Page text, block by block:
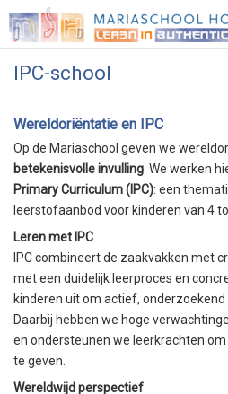
Onze school
Contact Locatie
IPC-school
Wereldoriëntatie en IPC
Op de Mariaschool geven we
betekenisvolle invulling . We werken
Primary Curriculum (IPC): een
leerstofaanbod voor kinderen van 4
Leren met IPC
IPC combineert de zaakvakken met
met een duidelijk leerproces en
kinderen uit om actief, onderzoekend
Daarbij hebben we hoge
en ondersteunen we leerkrachten
te geven.
Wereldwijd perspectief